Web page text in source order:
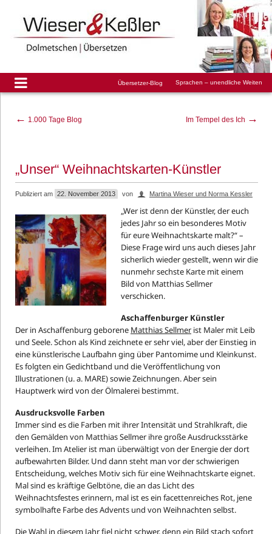
Übersetzer-Blog Sprachen – unendliche Weiten
← 1.000 Tage Blog Im Tempel des Ich →
„Unser“ Weihnachtskarten-Künstler
Publiziert am 22. November 2013 von Martina Wieser und Norma Kessler
„Wer ist denn der Künstler, der euch
jedes Jahr so ein besonderes Motiv
für eure Weihnachtskarte malt?“ –
Diese Frage wird uns auch dieses Jahr
sicherlich wieder gestellt, wenn wir die
nunmehr sechste Karte mit einem
Bild von Matthias Sellmer
verschicken.
Aschaffenburger Künstler
Der in Aschaffenburg geborene Matthias Sellmer ist Maler mit Leib
und Seele. Schon als Kind zeichnete er sehr viel, aber der Einstieg in
eine künstlerische Laufbahn ging über Pantomime und Kleinkunst.
Es folgten ein Gedichtband und die Veröffentlichung von
Illustrationen (u. a. MARE) sowie Zeichnungen. Aber sein
Hauptwerk wird von der Ölmalerei bestimmt.
Ausdrucksvolle Farben
Immer sind es die Farben mit ihrer Intensität und Strahlkraft, die
den Gemälden von Matthias Sellmer ihre große Ausdrucksstärke
verleihen. Im Atelier ist man überwältigt von der Energie der dort
aufbewahrten Bilder. Und dann steht man vor der schwierigen
Entscheidung, welches Motiv sich für eine Weihnachtskarte eignet.
Mal sind es kräftige Gelbtöne, die an das Licht des
Weihnachtsfestes erinnern, mal ist es ein facettenreiches Rot, jene
symbolhafte Farbe des Advents und von Weihnachten selbst.
Die Wahl in diesem Jahr fiel nicht schwer, denn ein Bild stach sofort